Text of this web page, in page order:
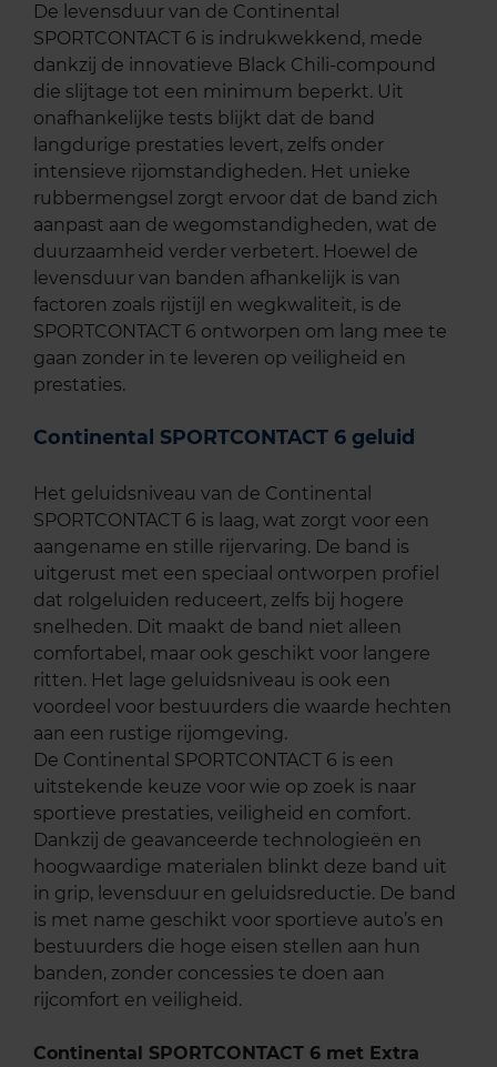
De levensduur van de Continental
SPORTCONTACT 6 is indrukwekkend, mede
dankzij de innovatieve Black Chili-compound
die slijtage tot een minimum beperkt. Uit
onafhankelijke tests blijkt dat de band
langdurige prestaties levert, zelfs onder
intensieve rijomstandigheden. Het unieke
rubbermengsel zorgt ervoor dat de band zich
aanpast aan de wegomstandigheden, wat de
duurzaamheid verder verbetert. Hoewel de
levensduur van banden afhankelijk is van
factoren zoals rijstijl en wegkwaliteit, is de
SPORTCONTACT 6 ontworpen om lang mee te
gaan zonder in te leveren op veiligheid en
prestaties.
Continental SPORTCONTACT 6 geluid
Het geluidsniveau van de Continental
SPORTCONTACT 6 is laag, wat zorgt voor een
aangename en stille rijervaring. De band is
uitgerust met een speciaal ontworpen profiel
dat rolgeluiden reduceert, zelfs bij hogere
snelheden. Dit maakt de band niet alleen
comfortabel, maar ook geschikt voor langere
ritten. Het lage geluidsniveau is ook een
voordeel voor bestuurders die waarde hechten
aan een rustige rijomgeving.
De Continental SPORTCONTACT 6 is een
uitstekende keuze voor wie op zoek is naar
sportieve prestaties, veiligheid en comfort.
Dankzij de geavanceerde technologieën en
hoogwaardige materialen blinkt deze band uit
in grip, levensduur en geluidsreductie. De band
is met name geschikt voor sportieve auto’s en
bestuurders die hoge eisen stellen aan hun
banden, zonder concessies te doen aan
rijcomfort en veiligheid.
Continental SPORTCONTACT 6 met Extra